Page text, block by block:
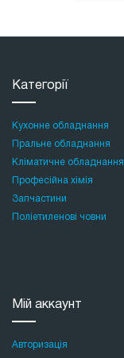
Категорії
Кухонне обладнання
Пральне обладнання
Кліматичне обладнання
Професійна хімія
Запчастини
Поліетиленові човни
Мій аккаунт
Авторизація